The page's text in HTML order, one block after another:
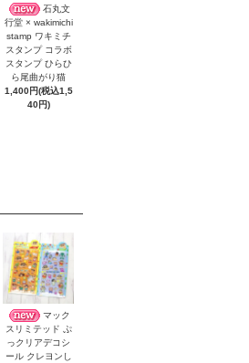
石丸文
行堂 × wakimichi
stamp ワキミチ
スタンプ コラボ
スタンプ ひらひ
ら尾曲がり猫
1,400円(税込1,5
40円)
マック
スリミテッド ぷ
っクリアデコシ
ール クレヨンし